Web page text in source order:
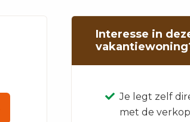
Interesse in
Je legt zelf
met de